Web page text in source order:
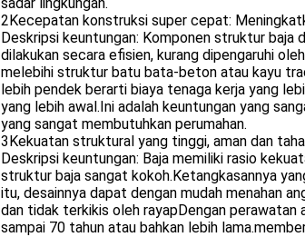
2Kecepatan konstruksi super cepat:
Deskripsi keuntungan: Komponen struktur baja
dilakukan secara efisien, kurang dipengaruhi
melebihi struktur batu bata-beton atau kayu
lebih pendek berarti biaya tenaga kerja yang
yang lebih awal.Ini adalah keuntungan yang
yang sangat membutuhkan perumahan.
3Kekuatan struktural yang tinggi, aman dan
Deskripsi keuntungan: Baja memiliki rasio
struktur baja sangat kokoh.Ketangkasannya
itu, desainnya dapat dengan mudah menahan
dan tidak terkikis oleh rayapDengan
sampai 70 tahun atau bahkan lebih